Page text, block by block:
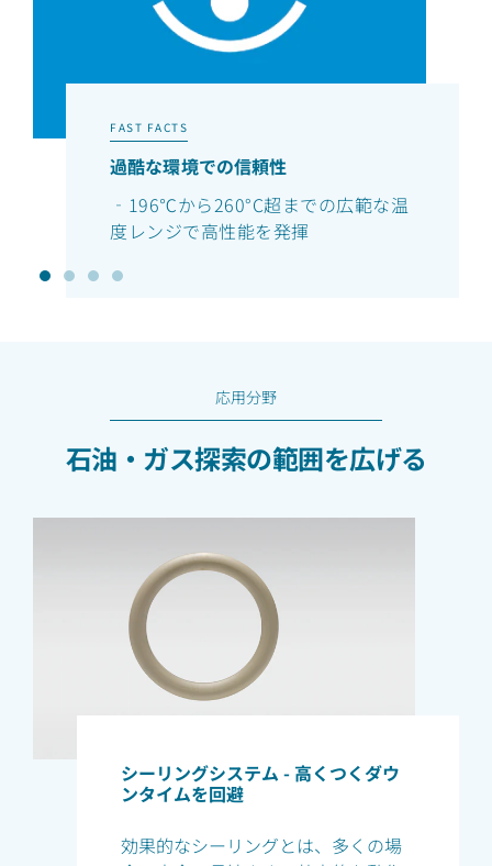
FAST FACTS
過酷な環境での信頼性
‐196℃から260°C超までの広範な温
度レンジで高性能を発揮
応用分野
石油・ガス探索の範囲を広げる
シーリングシステム - 高くつくダウ
ンタイムを回避
効果的なシーリングとは、多くの場